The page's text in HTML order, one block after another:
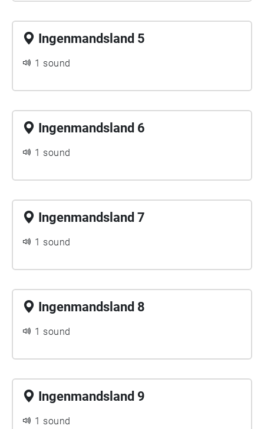
Ingenmandsland 5
1 sound
Ingenmandsland 6
1 sound
Ingenmandsland 7
1 sound
Ingenmandsland 8
1 sound
Ingenmandsland 9
1 sound